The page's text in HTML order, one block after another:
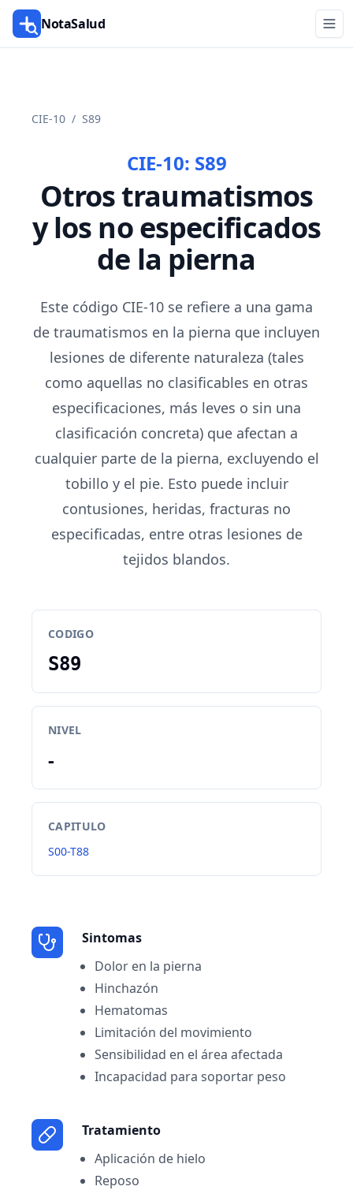
NotaSalud
CIE-10 / S89
CIE-10: S89
Otros traumatismos
y los no especificados
de la pierna
Este código CIE-10 se refiere a una gama
de traumatismos en la pierna que incluyen
lesiones de diferente naturaleza (tales
como aquellas no clasificables en otras
especificaciones, más leves o sin una
clasificación concreta) que afectan a
cualquier parte de la pierna, excluyendo el
tobillo y el pie. Esto puede incluir
contusiones, heridas, fracturas no
especificadas, entre otras lesiones de
tejidos blandos.
CODIGO
S89
NIVEL
-
CAPITULO
S00-T88
Sintomas
Dolor en la pierna
Hinchazón
Hematomas
Limitación del movimiento
Sensibilidad en el área afectada
Incapacidad para soportar peso
Tratamiento
Aplicación de hielo
Reposo